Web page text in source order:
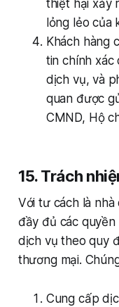
thiệt hại xảy
lỏng lẻo của
Khách hàng
tin chính xác
dịch vụ, và
quan được
CMND, Hộ
15. Trách
Với tư cách là
đầy đủ các
dịch vụ theo quy
thương mại.
Cung cấp